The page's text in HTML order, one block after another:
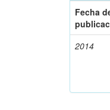
Fecha
2014